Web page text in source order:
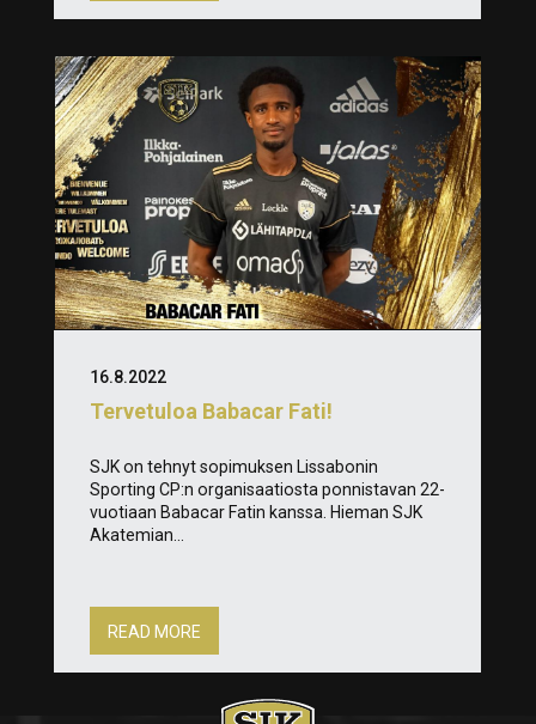
Tervetuloa Babacar Fati!
16.8.2022
SJK on tehnyt sopimuksen Lissabonin
Sporting CP:n organisaatiosta ponnistavan 22-
vuotiaan Babacar Fatin kanssa. Hieman SJK
Akatemian...
READ MORE